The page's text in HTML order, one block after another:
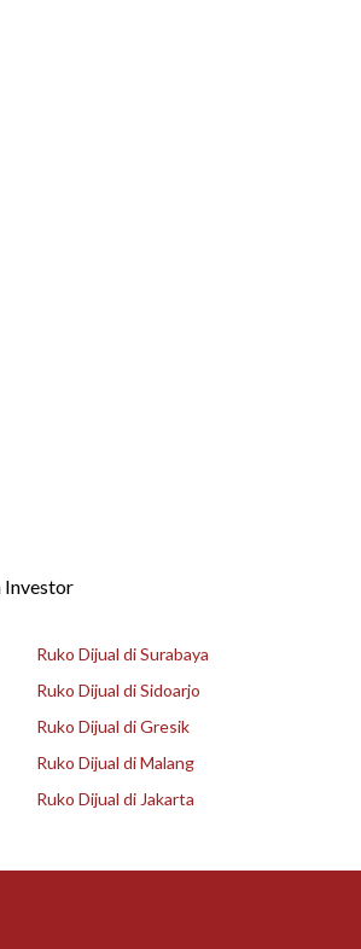
Investor
Ruko Dijual di Surabaya
Ruko Dijual di Sidoarjo
Ruko Dijual di Gresik
Ruko Dijual di Malang
Ruko Dijual di Jakarta